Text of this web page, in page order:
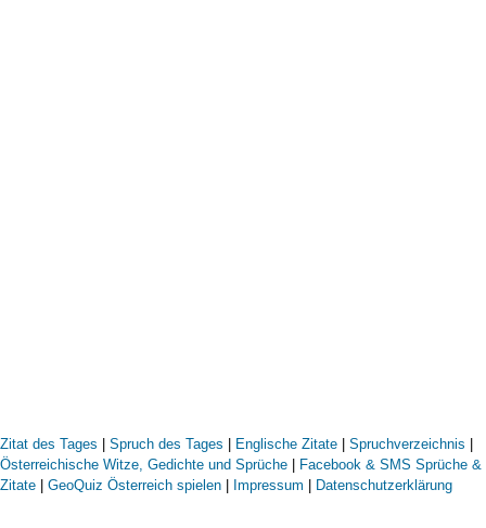
Zitat des Tages | Spruch des Tages | Englische Zitate | Spruchverzeichnis |
Österreichische Witze, Gedichte und Sprüche | Facebook & SMS Sprüche &
Zitate | GeoQuiz Österreich spielen | Impressum | Datenschutzerklärung